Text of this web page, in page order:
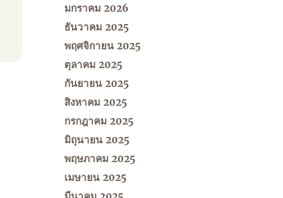
มกราคม 2026
ธันวาคม 2025
พฤศจิกายน 2025
ตุลาคม 2025
กันยายน 2025
สิงหาคม 2025
กรกฎาคม 2025
มิถุนายน 2025
พฤษภาคม 2025
เมษายน 2025